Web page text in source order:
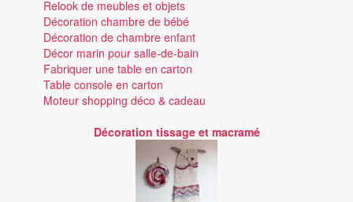
Relook de meubles et objets
Décoration chambre de bébé
Décoration de chambre enfant
Décor marin pour salle-de-bain
Fabriquer une table en carton
Table console en carton
Moteur shopping déco & cadeau
Décoration tissage et macramé